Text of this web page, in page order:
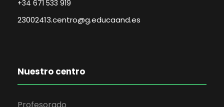
+34 671 533 919
23002413.centro@g.educaand.es
Nuestro centro